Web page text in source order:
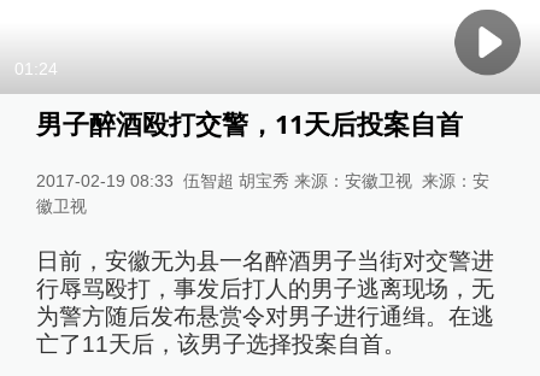
01:24
男子醉酒殴打交警，11天后投案自首
2017-02-19 08:33 伍智超 胡宝秀 来源：安徽卫视 来源： 安
徽卫视
日前，安徽无为县一名醉酒男子当街对交警进
行辱骂殴打，事发后打人的男子逃离现场，无
为警方随后发布悬赏令对男子进行通缉。在逃
亡了11天后，该男子选择投案自首。